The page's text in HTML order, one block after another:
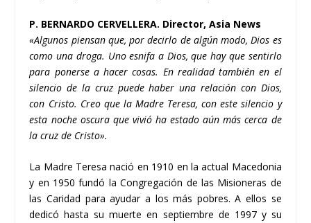
P. BERNARDO CERVELLERA. Director, Asia News
«Algunos piensan que, por decirlo de algún modo, Dios es
como una droga. Uno esnifa a Dios, que hay que sentirlo
para ponerse a hacer cosas. En realidad también en el
silencio de la cruz puede haber una relación con Dios,
con Cristo. Creo que la Madre Teresa, con este silencio y
esta noche oscura que vivió ha estado aún más cerca de
la cruz de Cristo».
La Madre Teresa nació en 1910 en la actual Macedonia
y en 1950 fundó la Congregación de las Misioneras de
las Caridad para ayudar a los más pobres. A ellos se
dedicó hasta su muerte en septiembre de 1997 y su